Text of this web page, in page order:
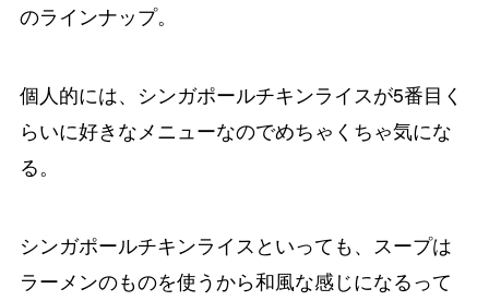
のラインナップ。
個人的には、シンガポールチキンライスが5番目く
らいに好きなメニューなのでめちゃくちゃ気にな
る。
シンガポールチキンライスといっても、スープは
ラーメンのものを使うから和風な感じになるって